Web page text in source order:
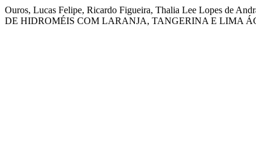
Ouros, Lucas Felipe, Ricardo Figueira, Thalia Lee Lopes de
DE HIDROMÉIS COM LARANJA, TANGERINA E LIMA